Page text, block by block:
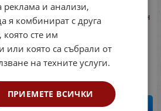
Формички за пластилин
- АФРИКАНСКИ
Код: 77RI056
1.70 € / 3.32
КУПИ
реклама и анализи,
я комбинират с друга
сте им
или която са събрали от
на техните услуги.
ПРИЕМЕТЕ ВСИЧКИ